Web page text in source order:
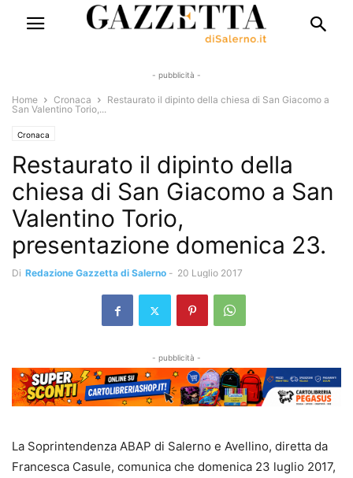
- pubblicità -
Home Cronaca
Restaurato il dipinto della chiesa di San Giacomo a
San Valentino Torio,...
Cronaca
Restaurato il dipinto della
chiesa di San Giacomo a San
Valentino Torio,
presentazione domenica 23.
Di Redazione Gazzetta di Salerno - 20 Luglio 2017
- pubblicità -
La Soprintendenza ABAP di Salerno e Avellino, diretta da
Francesca Casule, comunica che domenica 23 luglio 2017,